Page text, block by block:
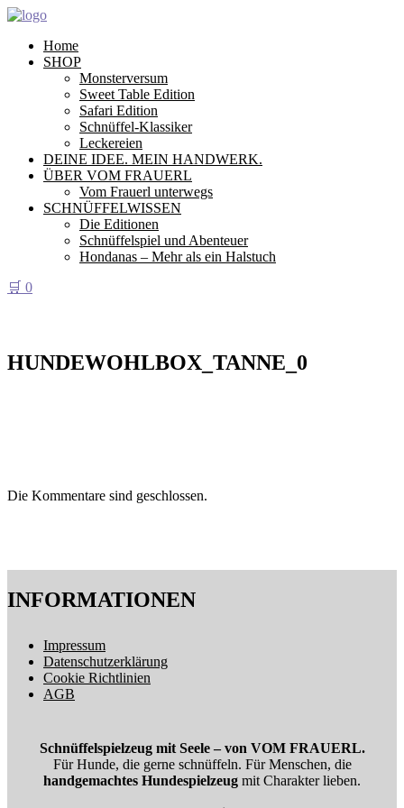
Home
SHOP
Monsterversum
Sweet Table Edition
Safari Edition
Schnüffel-Klassiker
Leckereien
DEINE IDEE. MEIN HANDWERK.
ÜBER VOM FRAUERL
Vom Frauerl unterwegs
SCHNÜFFELWISSEN
Die Editionen
Schnüffelspiel und Abenteuer
Hondanas – Mehr als ein Halstuch
🛒 0
HUNDEWOHLBOX_TANNE_0
Die Kommentare sind geschlossen.
INFORMATIONEN
Impressum
Datenschutzerklärung
Cookie Richtlinien
AGB
Schnüffelspielzeug mit Seele – von VOM FRAUERL.
Für Hunde, die gerne schnüffeln. Für Menschen, die
handgemachtes Hundespielzeug mit Charakter lieben.